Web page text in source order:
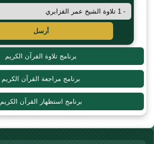
أرسل
برنامج تلاوة القرآن الكريم
برنامج مراجعة القرآن الكريم
برنامج استظهار القرآن الكريم